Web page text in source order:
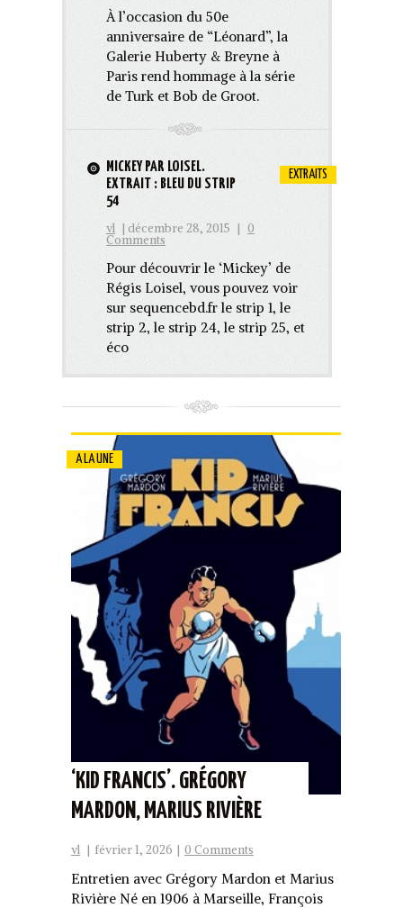
À l’occasion du 50e
anniversaire de “Léonard”, la
Galerie Huberty & Breyne à
Paris rend hommage à la série
de Turk et Bob de Groot.
MICKEY PAR LOISEL.
EXTRAIT : BLEU DU STRIP
54
EXTRAITS
vl | décembre 28, 2015 | 0
Comments
Pour découvrir le ‘Mickey’ de
Régis Loisel, vous pouvez voir
sur sequencebd.fr le strip 1, le
strip 2, le strip 24, le strip 25, et
éco
A LA UNE
‘KID FRANCIS’. GRÉGORY
MARDON, MARIUS RIVIÈRE
vl | février 1, 2026 | 0 Comments
Entretien avec Grégory Mardon et Marius
Rivière Né en 1906 à Marseille, François